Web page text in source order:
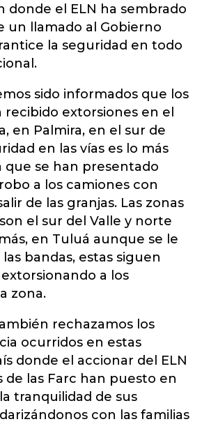
donde el ELN ha sembrado
un llamado al Gobierno
la seguridad en todo
sido informados que los
extorsiones en el
en Palmira, en el sur de
en las vías es lo más
que se han presentado
a los camiones con
de las granjas. Las zonas
el sur del Valle y norte
en Tuluá aunque se le
bandas, estas siguen
a los
zona.
rechazamos los
ocurridos en estas
donde el accionar del ELN
de las Farc han puesto en
tranquilidad de sus
con las familias